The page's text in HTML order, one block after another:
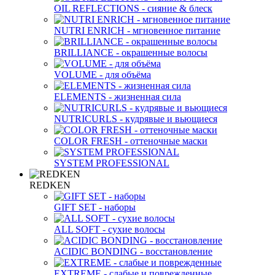
OIL REFLECTIONS - сияние & блеск
NUTRI ENRICH - мгновенное питание
BRILLIANCE - окрашенные волосы
VOLUME - для объёма
ELEMENTS - жизненная сила
NUTRICURLS - кудрявые и вьющиеся
COLOR FRESH - оттеночные маски
SYSTEM PROFESSIONAL
REDKEN
GIFT SET - наборы
ALL SOFT - сухие волосы
ACIDIC BONDING - восстановление